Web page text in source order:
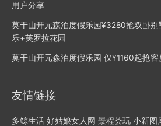
用户分享
莫干山开元森泊度假乐园¥3280抢双卧
乐+芙罗拉花园
莫干山开元森泊度假乐园 ​仅¥1160起抢
友情链接
多鲸生活 好姑娘女人网 景程荟玩 小新图